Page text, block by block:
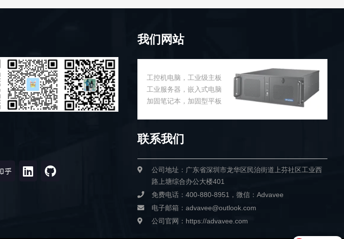
我们网站
工控机电脑，工业级主板
工业服务器，嵌入式电脑
加固笔记本，加固型平板
联系我们
公司地址：广东省深圳市龙华区民治街道上芬社区工业西
路上塘综合办公大楼401
免费电话：400-880-8951，微信：Advavee
电子邮箱：advavee@outlook.com
公司官网：https://advavee.com